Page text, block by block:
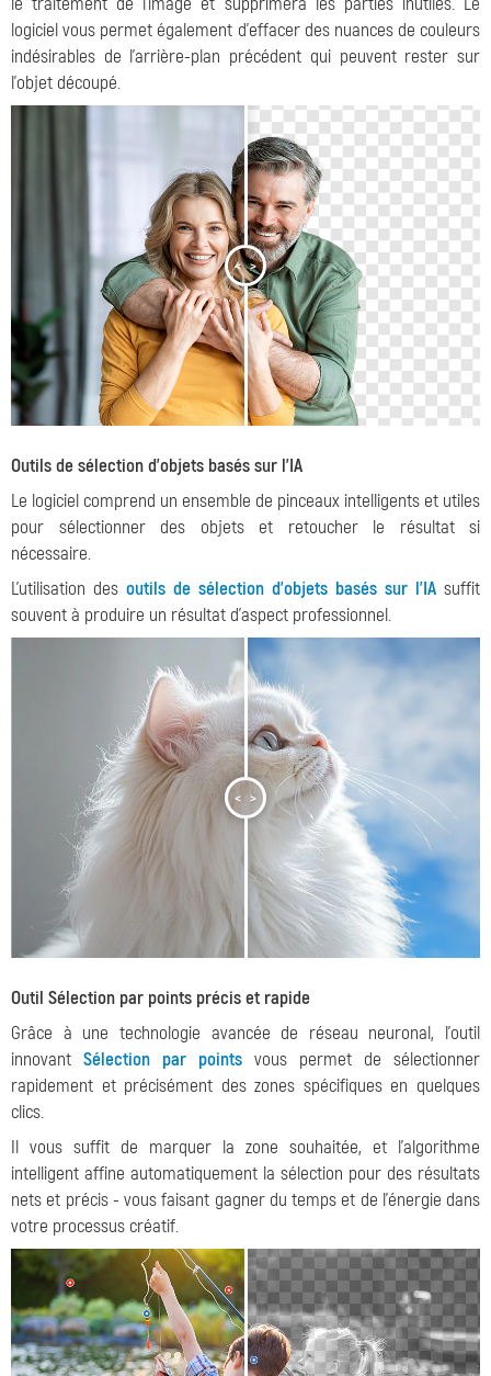
logiciel vous permet également d'effacer des nuances de couleurs
indésirables de l'arrière-plan précédent qui peuvent rester sur
l'objet découpé.
< >
Outils de sélection d'objets basés sur l'IA
Le logiciel comprend un ensemble de pinceaux intelligents et utiles
pour sélectionner des objets et retoucher le résultat si
nécessaire.
L'utilisation des outils de sélection d'objets basés sur l'IA suffit
souvent à produire un résultat d'aspect professionnel.
< >
Outil Sélection par points précis et rapide
Grâce à une technologie avancée de réseau neuronal, l'outil
innovant Sélection par points vous permet de sélectionner
rapidement et précisément des zones spécifiques en quelques
clics.
Il vous suffit de marquer la zone souhaitée, et l'algorithme
intelligent affine automatiquement la sélection pour des résultats
nets et précis - vous faisant gagner du temps et de l'énergie dans
votre processus créatif.